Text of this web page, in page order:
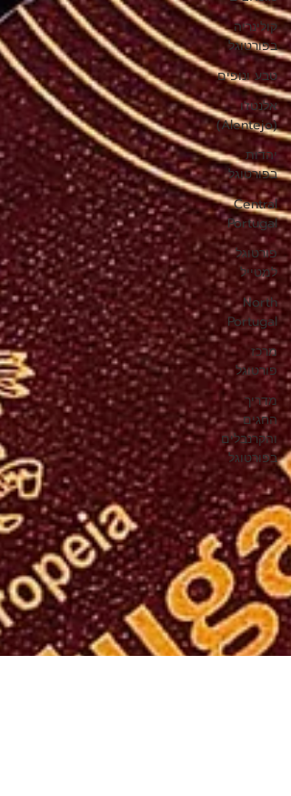
קולינריה
בפורטוגל
טבע ונופים
אלנטז'ו
(Alentejo)
יהדות
בפורטוגל
Central
Portugal
פורטוגל
למטייל
North
Portugal
מרכז
פורטוגל
מדריך
החגים
והקרנבלים
בפורטוגל